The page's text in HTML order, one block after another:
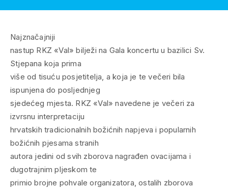
Najznačajniji
nastup RKZ «Val» bilježi na Gala koncertu u bazilici Sv.
Stjepana koja prima
više od tisuću posjetitelja, a koja je te večeri bila
ispunjena do posljednjeg
sjedećeg mjesta. RKZ «Val» navedene je večeri za
izvrsnu interpretaciju
hrvatskih tradicionalnih božićnih napjeva i popularnih
božićnih pjesama stranih
autora jedini od svih zborova nagrađen ovacijama i
dugotrajnim pljeskom te
primio brojne pohvale organizatora, ostalih zborova